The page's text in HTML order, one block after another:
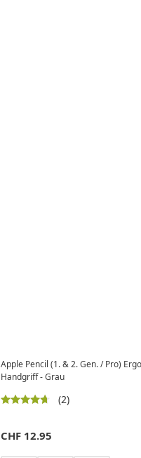
Apple Pencil (1. & 2. Gen. / Pro)
Handgriff - Grau
(2)
CHF 12.95